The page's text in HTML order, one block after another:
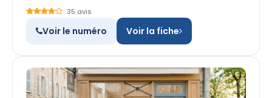
35 avis
Voir le numéro Voir la fiche